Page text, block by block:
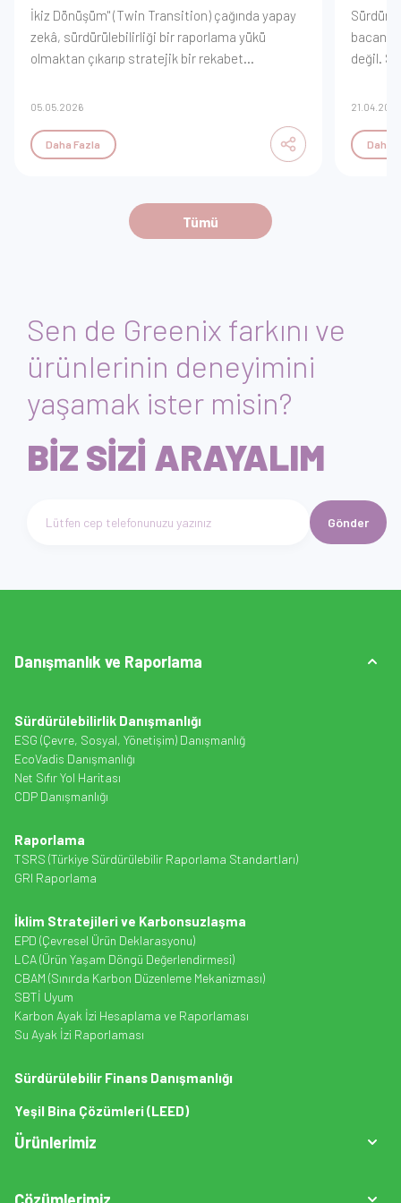
İkiz Dönüşüm" (Twin Transition) çağında yapay
zekâ, sürdürülebilirliği bir raporlama yükü
olmaktan çıkarıp stratejik bir rekabet
enerji optimizasyonundan, emisyon
tahminleme modellerine kadar dijitalleşmenin
yeşil geleceği nasıl inşa ettiğini keşfedin.
Karmaşayı algoritmalarla çözerek sürdürülebilir
vizyonuyla inceleyin.
05.05.2026
Daha Fazla
değil.
Daha
Tümü
Sen de Greenix farkını ve
ürünlerinin deneyimini
yaşamak ister misin?
BİZ SİZİ ARAYALIM
Telefon numarası giriniz Gönder
Danışmanlık ve Raporlama
Sürdürülebilirlik Danışmanlığı
ESG (Çevre, Sosyal, Yönetişim) Danışmanlığ
EcoVadis Danışmanlığı
Net Sıfır Yol Haritası
CDP Danışmanlığı
Raporlama
TSRS (Türkiye Sürdürülebilir Raporlama Standartları)
GRI Raporlama
İklim Stratejileri ve Karbonsuzlaşma
EPD (Çevresel Ürün Deklarasyonu)
LCA (Ürün Yaşam Döngü Değerlendirmesi)
CBAM (Sınırda Karbon Düzenleme Mekanizması)
SBTİ Uyum
Karbon Ayak İzi Hesaplama ve Raporlaması
Su Ayak İzi Raporlaması
Sürdürülebilir Finans Danışmanlığı
Yeşil Bina Çözümleri (LEED)
Ürünlerimiz